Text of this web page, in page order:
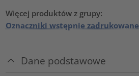
Więcej produktów z grupy:
Oznaczniki wstępnie zadrukowane
Dane podstawowe